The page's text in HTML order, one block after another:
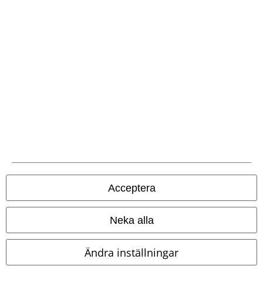
Acceptera
Neka alla
Ändra inställningar
Returnera en vara
Generell storleksguide
Avsluta mitt BSC-medlemskap
Betalningsmetod